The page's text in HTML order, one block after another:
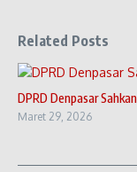
Related Posts
DPRD Denpasar
Maret 29, 2026